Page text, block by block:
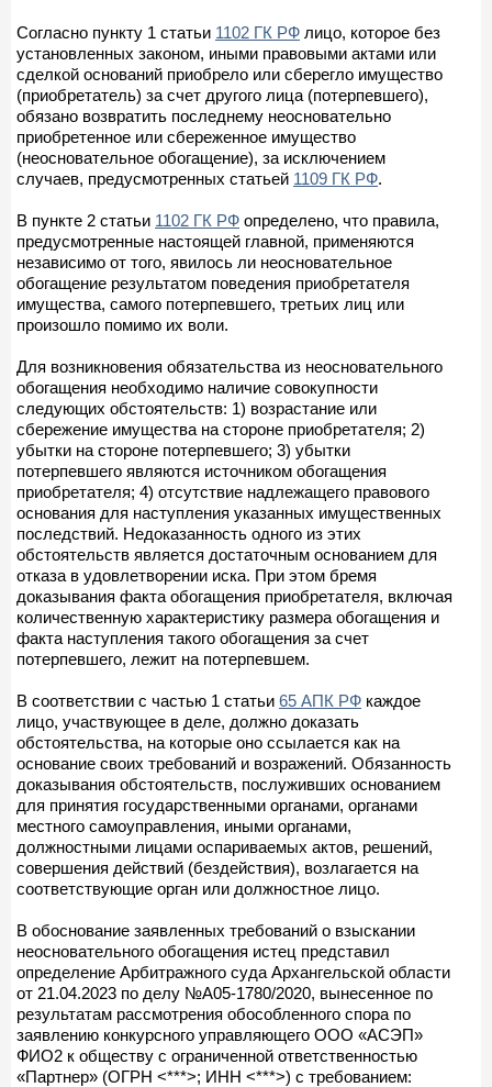
Согласно пункту 1 статьи 1102 ГК РФ лицо, которое без
установленных законом, иными правовыми актами или
сделкой оснований приобрело или сберегло имущество
(приобретатель) за счет другого лица (потерпевшего),
обязано возвратить последнему неосновательно
приобретенное или сбереженное имущество
(неосновательное обогащение), за исключением
случаев, предусмотренных статьей 1109 ГК РФ.
В пункте 2 статьи 1102 ГК РФ определено, что правила,
предусмотренные настоящей главной, применяются
независимо от того, явилось ли неосновательное
обогащение результатом поведения приобретателя
имущества, самого потерпевшего, третьих лиц или
произошло помимо их воли.
Для возникновения обязательства из неосновательного
обогащения необходимо наличие совокупности
следующих обстоятельств: 1) возрастание или
сбережение имущества на стороне приобретателя; 2)
убытки на стороне потерпевшего; 3) убытки
потерпевшего являются источником обогащения
приобретателя; 4) отсутствие надлежащего правового
основания для наступления указанных имущественных
последствий. Недоказанность одного из этих
обстоятельств является достаточным основанием для
отказа в удовлетворении иска. При этом бремя
доказывания факта обогащения приобретателя, включая
количественную характеристику размера обогащения и
факта наступления такого обогащения за счет
потерпевшего, лежит на потерпевшем.
В соответствии с частью 1 статьи 65 АПК РФ каждое
лицо, участвующее в деле, должно доказать
обстоятельства, на которые оно ссылается как на
основание своих требований и возражений. Обязанность
доказывания обстоятельств, послуживших основанием
для принятия государственными органами, органами
местного самоуправления, иными органами,
должностными лицами оспариваемых актов, решений,
совершения действий (бездействия), возлагается на
соответствующие орган или должностное лицо.
В обоснование заявленных требований о взыскании
неосновательного обогащения истец представил
определение Арбитражного суда Архангельской области
от 21.04.2023 по делу №А05-1780/2020, вынесенное по
результатам рассмотрения обособленного спора по
заявлению конкурсного управляющего ООО «АСЭП»
ФИО2 к обществу с ограниченной ответственностью
«Партнер» (ОГРН <***>; ИНН <***>) с требованием: